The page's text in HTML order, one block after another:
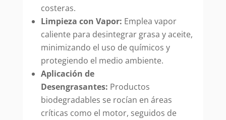
costeras.
Limpieza con Vapor: Emplea vapor
caliente para desintegrar grasa y aceite,
minimizando el uso de químicos y
protegiendo el medio ambiente.
Aplicación de
Desengrasantes: Productos
biodegradables se rocían en áreas
críticas como el motor, seguidos de